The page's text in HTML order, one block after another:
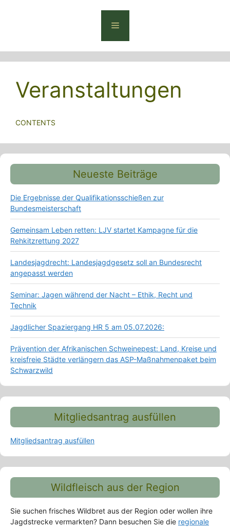
Menü
Veranstaltungen
CONTENTS
Neueste Beiträge
Die Ergebnisse der Qualifikationsschießen zur
Bundesmeisterschaft
Gemeinsam Leben retten: LJV startet Kampagne für die
Rehkitzrettung 2027
Landesjagdrecht: Landesjagdgesetz soll an Bundesrecht
angepasst werden
Seminar: Jagen während der Nacht – Ethik, Recht und
Technik
Jagdlicher Spaziergang HR 5 am 05.07.2026:
Prävention der Afrikanischen Schweinepest: Land, Kreise und
kreisfreie Städte verlängern das ASP-Maßnahmenpaket beim
Schwarzwild
Mitgliedsantrag ausfüllen
Mitgliedsantrag ausfüllen
Wildfleisch aus der Region
Sie suchen frisches Wildbret aus der Region oder wollen ihre
Jagdstrecke vermarkten? Dann besuchen Sie die regionale